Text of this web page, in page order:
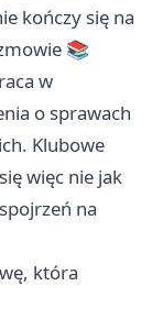
kończy się na
📚
w
o sprawach
Klubowe
więc nie jak
na
która